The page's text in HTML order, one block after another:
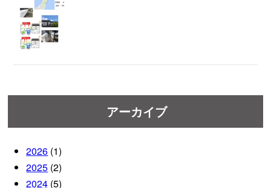
アーカイブ
2026 (1)
2025 (2)
2024 (5)